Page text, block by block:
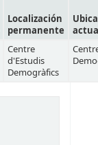
Localización
permanente
Centre
d'Estudis
Demogràfics